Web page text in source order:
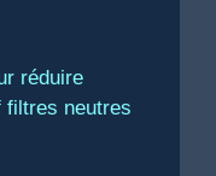
réduire
filtres neutres